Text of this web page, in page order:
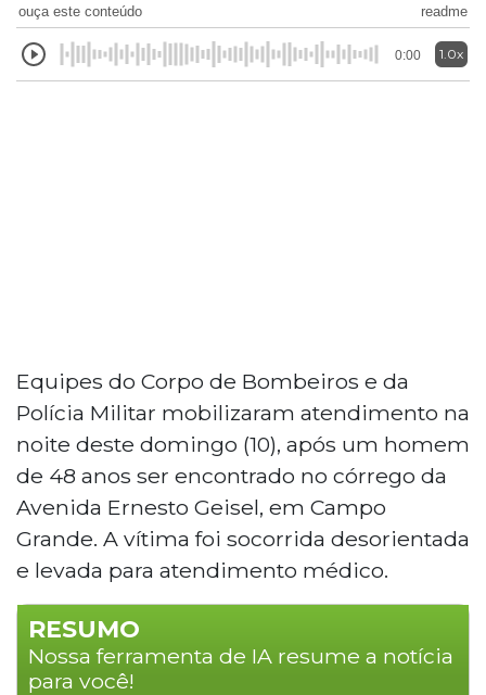
ouça este conteúdo readme
0:00 1.0x
Equipes do Corpo de Bombeiros e da
Polícia Militar mobilizaram atendimento na
noite deste domingo (10), após um homem
de 48 anos ser encontrado no córrego da
Avenida Ernesto Geisel, em Campo
Grande. A vítima foi socorrida desorientada
e levada para atendimento médico.
RESUMO
Nossa ferramenta de IA resume a notícia
para você!